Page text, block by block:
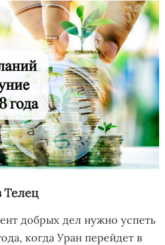
Телец
добрых дел нужно успеть
когда Уран перейдет в